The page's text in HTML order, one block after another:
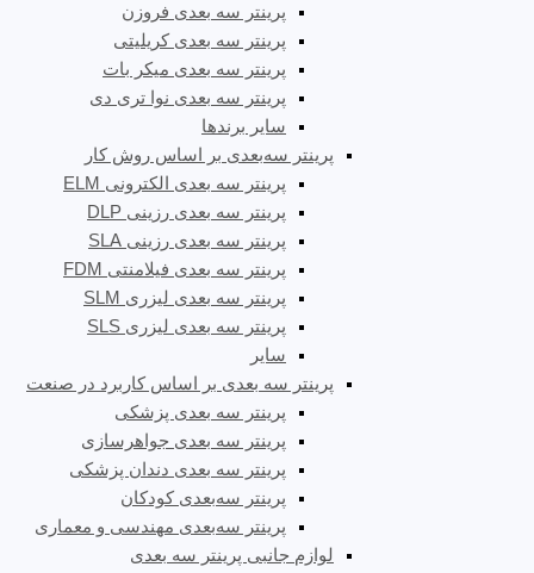
پرینتر سه بعدی فروزن
پرینتر سه بعدی کریلیتی
پرینتر سه بعدی میکر بات
پرینتر سه بعدی نوا تری دی
سایر برندها
پرینتر سه‌بعدی بر اساس روش کار
پرینتر سه بعدی الکترونی ELM
پرینتر سه بعدی رزینی DLP
پرینتر سه بعدی رزینی SLA
پرینتر سه بعدی فیلامنتی FDM
پرینتر سه بعدی لیزری SLM
پرینتر سه بعدی لیزری SLS
سایر
پرینتر سه بعدی بر اساس کاربرد در صنعت
پرینتر سه بعدی پزشکی
پرینتر سه بعدی جواهرسازی
پرینتر سه بعدی دندان پزشکی
پرینتر سه‌بعدی کودکان
پرینتر سه‌بعدی مهندسی و معماری
لوازم جانبی پرینتر سه بعدی